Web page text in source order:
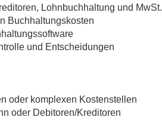
Lohnbuchhaltung und MwSt.
Buchhaltungskosten
und Entscheidungen
oder komplexen Kostenstellen
oder Debitoren/Kreditoren